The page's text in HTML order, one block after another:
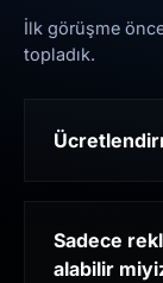
İlk görüşme
topladık.
Sadece
alabilir